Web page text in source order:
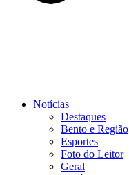
Notícias
Destaques
Bento e Região
Esportes
Foto do Leitor
Geral